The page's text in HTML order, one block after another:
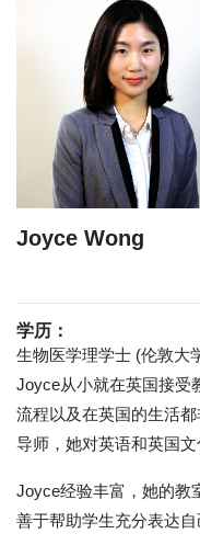
Joyce Wong
学历：
生物医学理学士 (伦敦大
Joyce从小就在英国接受
流程以及在英国的生活
导师，她对英语和英国文
Joyce经验丰富，她的教
善于帮助学生充分表达自